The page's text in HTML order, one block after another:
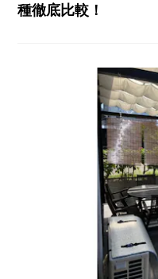
種徹底比較！